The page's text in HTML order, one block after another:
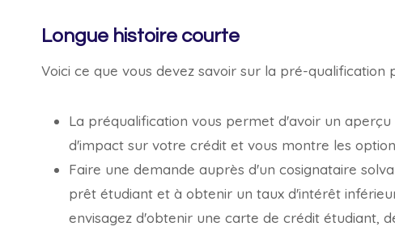
Longue histoire courte
Voici ce que vous devez savoir sur la pré-qualification
La préqualification vous permet d'avoir un
d'impact sur votre crédit et vous montre les
Faire une demande auprès d'un cosignataire
prêt étudiant et à obtenir un taux d'intérêt
envisagez d'obtenir une carte de crédit étudiant,